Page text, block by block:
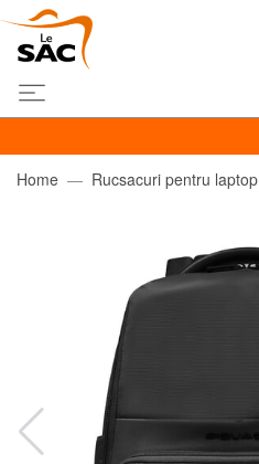
Home Rucsacuri pentru laptop